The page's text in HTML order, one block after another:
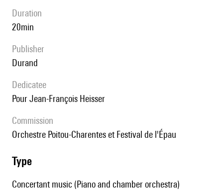
duration
20min
publisher
Durand
Dedicatee
pour Jean-François Heisser
Commission
Orchestre Poitou-Charentes et Festival de l'Épau
type
Concertant music (Piano and chamber orchestra)